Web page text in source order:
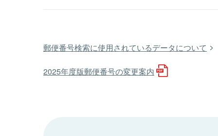
郵便番号検索に使用されているデータについて
2025年度版郵便番号の変更案内